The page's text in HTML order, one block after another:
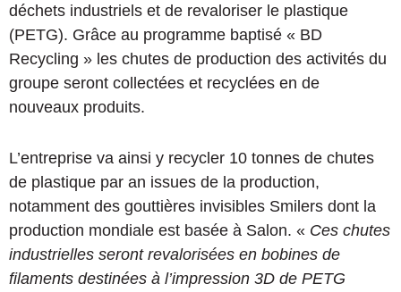
déchets industriels et de revaloriser le plastique
(PETG). Grâce au programme baptisé « BD
Recycling » les chutes de production des activités du
groupe seront collectées et recyclées en de
nouveaux produits.
L’entreprise va ainsi y recycler 10 tonnes de chutes
de plastique par an issues de la production,
notamment des gouttières invisibles Smilers dont la
production mondiale est basée à Salon. « Ces chutes
industrielles seront revalorisées en bobines de
filaments destinées à l’impression 3D de PETG